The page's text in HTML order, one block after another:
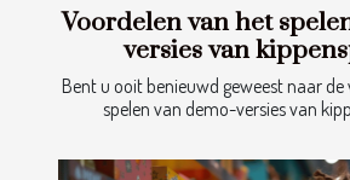
Voordelen van het
versies van
Bent u ooit benieuwd geweest naar
spelen van demo-versies van